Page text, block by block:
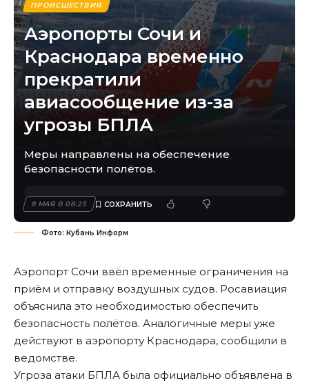
ПРОИСШЕСТВИЯ
Аэропорты Сочи и
Краснодара временно
прекратили
авиасообщение из-за
угрозы БПЛА
Меры направлены на обеспечение
безопасности полётов.
8 МАЯ В 08:25
Фото: Кубань Информ
Аэропорт Сочи ввёл временные ограничения на
приём и отправку воздушных судов. Росавиация
объяснила это необходимостью обеспечить
безопасность полётов. Аналогичные меры уже
действуют в аэропорту Краснодара, сообщили в
ведомстве.
Угроза атаки БПЛА была официально объявлена в